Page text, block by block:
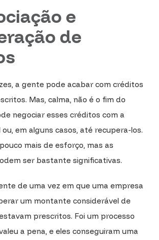
e
de
a gente pode acabar com créditos
Mas, calma, não é o fim do
negociar esses créditos com a
em alguns casos, até recupera-los.
mais de esforço, mas as
ser bastante significativas.
de uma vez em que uma empresa
um montante considerável de
prescritos. Foi um processo
a pena, e eles conseguiram uma